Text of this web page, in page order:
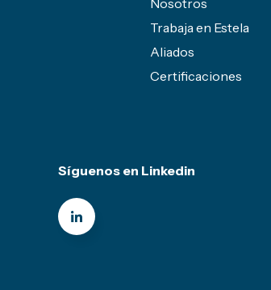
Nosotros
Trabaja en Estela
Aliados
Certificaciones
Síguenos en Linkedin